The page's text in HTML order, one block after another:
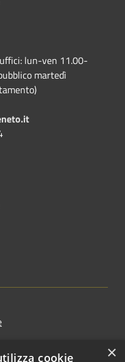
lun-ven 11.00-
martedì
×
cookie